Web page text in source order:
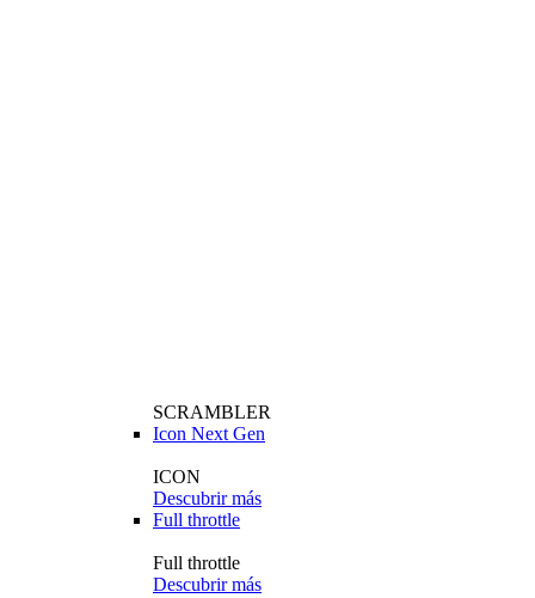
SCRAMBLER
Icon Next Gen
ICON
Descubrir más
Full throttle
Full throttle
Descubrir más